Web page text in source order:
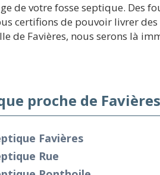
de votre fosse septique. Des
certifions de pouvoir livrer
de Favières, nous serons là
proche de
Favières
Rue